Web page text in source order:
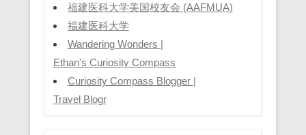
福建医科大学美国校友会 (AAFMUA)
福建医科大学
Wandering Wonders |
Ethan's Curiosity Compass
Curiosity Compass Blogger |
Travel Blogr